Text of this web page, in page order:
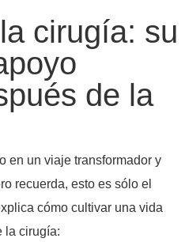
cirugía: su
de la
en un viaje transformador y
recuerda, esto es sólo el
cómo cultivar una vida
la cirugía: